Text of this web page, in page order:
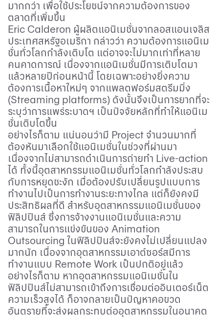
มากกว่า เพื่อใช้ประโยชน์จากความต้องการของ
ตลาดที่เพิ่มขึ้น
Eric Calderon ผู้ผลิตแอนิเมชั่นจากลอสแอนเจลิส
ประเทศสหรัฐอเมริกา กล่าวว่า ความต้องการแอนิเม
ชั่นทั่วโลกกำลังเติบโต แต่อาจจะไม่มากเท่าที่หลาย
คนคาดการณ์ เนื่องจากแอนิเมชั่นมีการเติบโตมา
แล้วหลายปีก่อนหน้านี้ โดยเฉพาะอย่างยิ่งความ
ต้องการเนื้อหาใหม่ๆ จากแพลตฟอร์มสตรีมมิ่ง
(Streaming platforms) ดังนั้นจึงเป็นการยากที่จะ
ระบุว่าการแพร่ระบาดฯ เป็นปัจจัยหลักที่ทำให้แอนิเม
ชั่นเติบโตขึ้น
อย่างไรก็ตาม แน่นอนว่ามี Project จำนวนมากที่
ต้องหันมาเลือกใช้แอนิเมชั่นในช่วงที่ผ่านมา
เนื่องจากไม่สามารถดำเนินการถ่ายทำ Live-action
ได้ ทั้งนี้อุตสาหกรรมแอนิเมชั่นทั่วโลกกำลังประสบ
กับการหยุดชะงัก เมื่อต้องปรับเปลี่ยนรูปแบบการ
ทำงานไปเป็นการทำงานระยะทางไกล แต่ก็ยังคงมี
ประสิทธิผลที่ดี สำหรับอุตสาหกรรมแอนิเมชั่นของ
ฟิลิปปินส์ ซึ่งการจ้างงานแอนิเมชั่นและความ
สามารถในการแข่งขันของ Animation
Outsourcing ในฟิลิปปินส์จะยังคงไม่เปลี่ยนแปลง
มากนัก เนื่องจากอุตสาหกรรมเอาต์ซอร์สมีการ
ทำงานแบบ Remote Work เป็นปกติอยู่แล้ว
อย่างไรก็ตาม หากอุตสาหกรรมแอนิเมชั่นใน
ฟิลิปปินส์ไม่สามารถเข้าถึงการเชื่อมต่ออินเตอร์เน็ต
ความเร็วสูงได้ ก็อาจกลายเป็นปัญหาคอขวด
อันตรายที่จะส่งผลกระทบต่ออุตสาหกรรมในอนาคต